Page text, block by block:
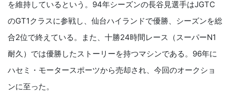
を維持しているという。94年シーズンの長谷見選手はJGTC
のGT1クラスに参戦し、仙台ハイランドで優勝、シーズンを総
合2位で終えている。また、十勝24時間レース（スーパーN1
耐久）では優勝したストーリーを持つマシンである。96年に
ハセミ・モータースポーツから売却され、今回のオークショ
ンに至った。